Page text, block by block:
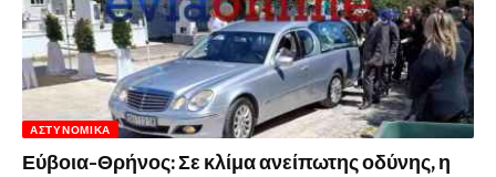
ΑΣΤΥΝΟΜΙΚΆ
Εύβοια-Θρήνος: Σε κλίμα ανείπωτης οδύνης, η